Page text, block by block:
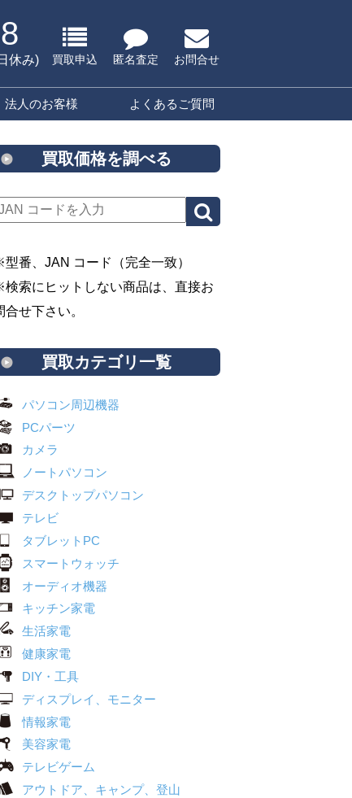
休み) 買取申込 匿名査定 お問合せ
法人のお客様 よくあるご質問
買取価格を調べる
番、JAN コード（完全一致）
索にヒットしない商品は、直接お
合せ下さい。
買取カテゴリ一覧
パソコン周辺機器
PCパーツ
カメラ
ノートパソコン
デスクトップパソコン
テレビ
タブレットPC
スマートウォッチ
オーディオ機器
キッチン家電
生活家電
健康家電
DIY・工具
ディスプレイ、モニター
情報家電
美容家電
テレビゲーム
アウトドア、キャンプ、登山